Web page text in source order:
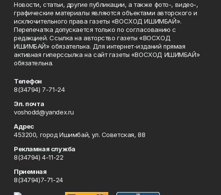
Новости, статьи, другие публикации, а также фото-, видео-,
графические материалы являются объектами авторского и
исключительного права газеты «ВОСХОД ИШИМБАЙ».
Перепечатка допускается только по согласованию с
редакцией. Ссылка на авторство газеты «ВОСХОД
ИШИМБАЙ» обязательна. Для интернет-изданий прямая
активная гиперссылка на сайт газеты «ВОСХОД ИШИМБАЙ»
обязательна.
Телефон
8(34794) 7-71-24
Эл. почта
voshodd@yandex.ru
Адрес
453200, город Ишимбай, ул. Советская, 88
Рекламная служба
8(34794) 4-11-22
Приемная
8(34794)7-71-24